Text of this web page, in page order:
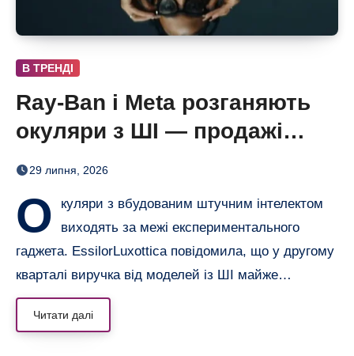
В ТРЕНДІ
Ray-Ban і Meta розганяють
окуляри з ШІ — продажі
майже подвоїлися
29 липня, 2026
О
куляри з вбудованим штучним інтелектом
виходять за межі експериментального
гаджета. EssilorLuxottica повідомила, що у другому
кварталі виручка від моделей із ШІ майже…
Читати далі